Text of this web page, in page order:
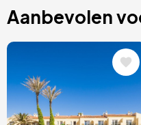
Aanbevolen